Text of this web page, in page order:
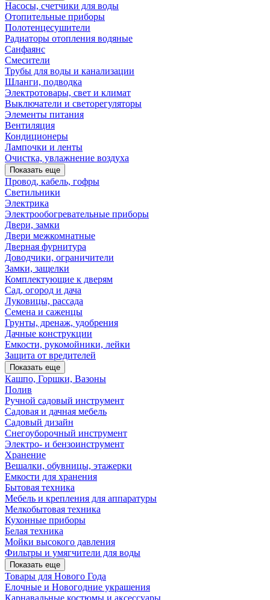
Насосы, счетчики для воды
Отопительные приборы
Полотенцесушители
Радиаторы отопления водяные
Санфаянс
Смесители
Трубы для воды и канализации
Шланги, подводка
Электротовары, свет и климат
Выключатели и светорегуляторы
Элементы питания
Вентиляция
Кондиционеры
Лампочки и ленты
Очистка, увлажнение воздуха
Показать еще
Провод, кабель, гофры
Светильники
Электрика
Электрообогревательные приборы
Двери, замки
Двери межкомнатные
Дверная фурнитура
Доводчики, ограничители
Замки, защелки
Комплектующие к дверям
Сад, огород и дача
Луковицы, рассада
Семена и саженцы
Грунты, дренаж, удобрения
Дачные конструкции
Емкости, рукомойники, лейки
Защита от вредителей
Показать еще
Кашпо, Горшки, Вазоны
Полив
Ручной садовый инструмент
Садовая и дачная мебель
Садовый дизайн
Снегоуборочный инструмент
Электро- и бензоинструмент
Хранение
Вешалки, обувницы, этажерки
Емкости для хранения
Бытовая техника
Мебель и крепления для аппаратуры
Мелкобытовая техника
Кухонные приборы
Белая техника
Мойки высокого давления
Фильтры и умягчители для воды
Показать еще
Товары для Нового Года
Елочные и Новогодние украшения
Карнавальные костюмы и аксессуары